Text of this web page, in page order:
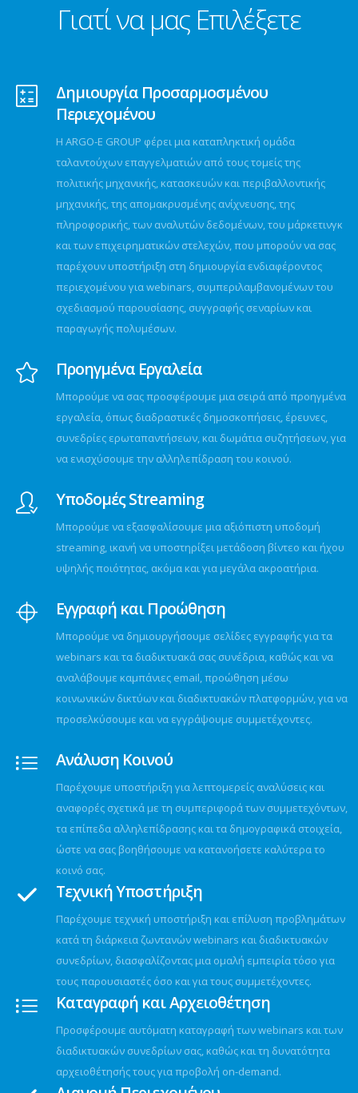
Γιατί να μας Επιλέξετε
Δημιουργία Προσαρμοσμένου
Περιεχομένου
Η ARGO-E GROUP φέρει μια καταπληκτική ομάδα
ταλαντούχων επαγγελματιών από τους τομείς της
πολιτικής μηχανικής, κατασκευών και περιβαλλοντικής
μηχανικής, της απομακρυσμένης ανίχνευσης, της
πληροφορικής, των αναλυτών δεδομένων, του μάρκετινγκ
και των επιχειρηματικών στελεχών, που μπορούν να σας
παρέχουν υποστήριξη στη δημιουργία ενδιαφέροντος
περιεχομένου για webinars, συμπεριλαμβανομένων του
σχεδιασμού παρουσίασης, συγγραφής σεναρίων και
παραγωγής πολυμέσων.
Προηγμένα Εργαλεία
Μπορούμε να σας προσφέρουμε μια σειρά από προηγμένα
εργαλεία, όπως διαδραστικές δημοσκοπήσεις, έρευνες,
συνεδρίες ερωταπαντήσεων, και δωμάτια συζητήσεων, για
να ενισχύσουμε την αλληλεπίδραση του κοινού.
Υποδομές Streaming
Μπορούμε να εξασφαλίσουμε μια αξιόπιστη υποδομή
streaming, ικανή να υποστηρίξει μετάδοση βίντεο και ήχου
υψηλής ποιότητας, ακόμα και για μεγάλα ακροατήρια.
Εγγραφή και Προώθηση
Μπορούμε να δημιουργήσουμε σελίδες εγγραφής για τα
webinars και τα διαδικτυακά σας συνέδρια, καθώς και να
αναλάβουμε καμπάνιες email, προώθηση μέσω
κοινωνικών δικτύων και διαδικτυακών πλατφορμών, για να
προσελκύσουμε και να εγγράψουμε συμμετέχοντες.
Ανάλυση Κοινού
Παρέχουμε υποστήριξη για λεπτομερείς αναλύσεις και
αναφορές σχετικά με τη συμπεριφορά των συμμετεχόντων,
τα επίπεδα αλληλεπίδρασης και τα δημογραφικά στοιχεία,
ώστε να σας βοηθήσουμε να κατανοήσετε καλύτερα το
κοινό σας.
Τεχνική Υποστήριξη
Παρέχουμε τεχνική υποστήριξη και επίλυση προβλημάτων
κατά τη διάρκεια ζωντανών webinars και διαδικτυακών
συνεδρίων, διασφαλίζοντας μια ομαλή εμπειρία τόσο για
τους παρουσιαστές όσο και για τους συμμετέχοντες.
Καταγραφή και Αρχειοθέτηση
Προσφέρουμε αυτόματη καταγραφή των webinars και των
διαδικτυακών συνεδρίων σας, καθώς και τη δυνατότητα
αρχειοθέτησής τους για προβολή on-demand.